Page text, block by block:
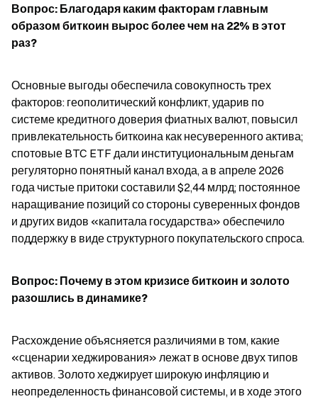
Вопрос: Благодаря каким факторам главным
образом биткоин вырос более чем на 22% в этот
раз?
Основные выгоды обеспечила совокупность трех
факторов: геополитический конфликт, ударив по
системе кредитного доверия фиатных валют, повысил
привлекательность биткоина как несуверенного актива;
спотовые BTC ETF дали институциональным деньгам
регуляторно понятный канал входа, а в апреле 2026
года чистые притоки составили $2,44 млрд; постоянное
наращивание позиций со стороны суверенных фондов
и других видов «капитала государства» обеспечило
поддержку в виде структурного покупательского спроса.
Вопрос: Почему в этом кризисе биткоин и золото
разошлись в динамике?
Расхождение объясняется различиями в том, какие
«сценарии хеджирования» лежат в основе двух типов
активов. Золото хеджирует широкую инфляцию и
неопределенность финансовой системы, и в ходе этого